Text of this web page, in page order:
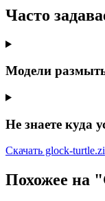
Часто
Модели
Не знаете куда
Скачать glock-
Похожее на